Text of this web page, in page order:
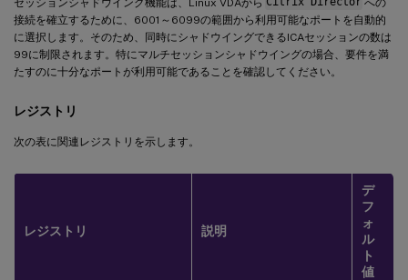
接続を確立するために、6001～6099の範囲から利用可能なポートを自動的
に選択します。そのため、同時にシャドウイングできるICAセッションの数は
99に制限されます。特にマルチセッションシャドウイングの場合、要件を満
たすのに十分なポートが利用可能であることを確認してください。
レジストリ
次の表に関連レジストリを示します。
レジストリ 説明
デ
フ
ォ
ル
ト
値